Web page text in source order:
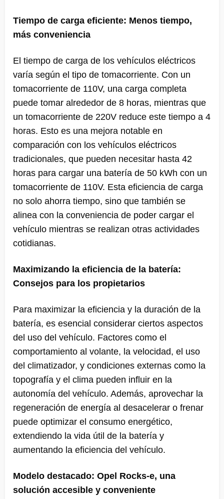
Tiempo de carga eficiente: Menos tiempo,
más conveniencia
El tiempo de carga de los vehículos eléctricos
varía según el tipo de tomacorriente. Con un
tomacorriente de 110V, una carga completa
puede tomar alrededor de 8 horas, mientras que
un tomacorriente de 220V reduce este tiempo a 4
horas. Esto es una mejora notable en
comparación con los vehículos eléctricos
tradicionales, que pueden necesitar hasta 42
horas para cargar una batería de 50 kWh con un
tomacorriente de 110V. Esta eficiencia de carga
no solo ahorra tiempo, sino que también se
alinea con la conveniencia de poder cargar el
vehículo mientras se realizan otras actividades
cotidianas.
Maximizando la eficiencia de la batería:
Consejos para los propietarios
Para maximizar la eficiencia y la duración de la
batería, es esencial considerar ciertos aspectos
del uso del vehículo. Factores como el
comportamiento al volante, la velocidad, el uso
del climatizador, y condiciones externas como la
topografía y el clima pueden influir en la
autonomía del vehículo. Además, aprovechar la
regeneración de energía al desacelerar o frenar
puede optimizar el consumo energético,
extendiendo la vida útil de la batería y
aumentando la eficiencia del vehículo.
Modelo destacado: Opel Rocks-e, una
solución accesible y conveniente